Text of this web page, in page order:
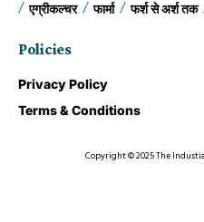
एग्रीकल्चर
फार्मा फर्श से अर्श तक
Policies
Privacy Policy
Terms & Conditions
Copyright © 2025 The